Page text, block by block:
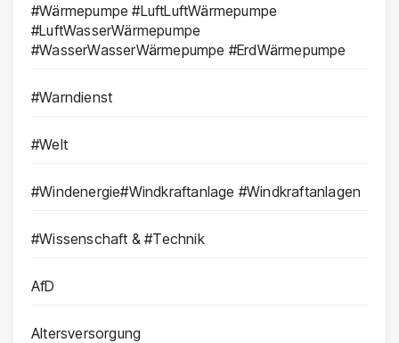
#Wärmepumpe #LuftLuftWärmepumpe
#LuftWasserWärmepumpe
#WasserWasserWärmepumpe #ErdWärmepumpe
#Warndienst
#Welt
#Windenergie#Windkraftanlage #Windkraftanlagen
#Wissenschaft & #Technik
AfD
Altersversorgung